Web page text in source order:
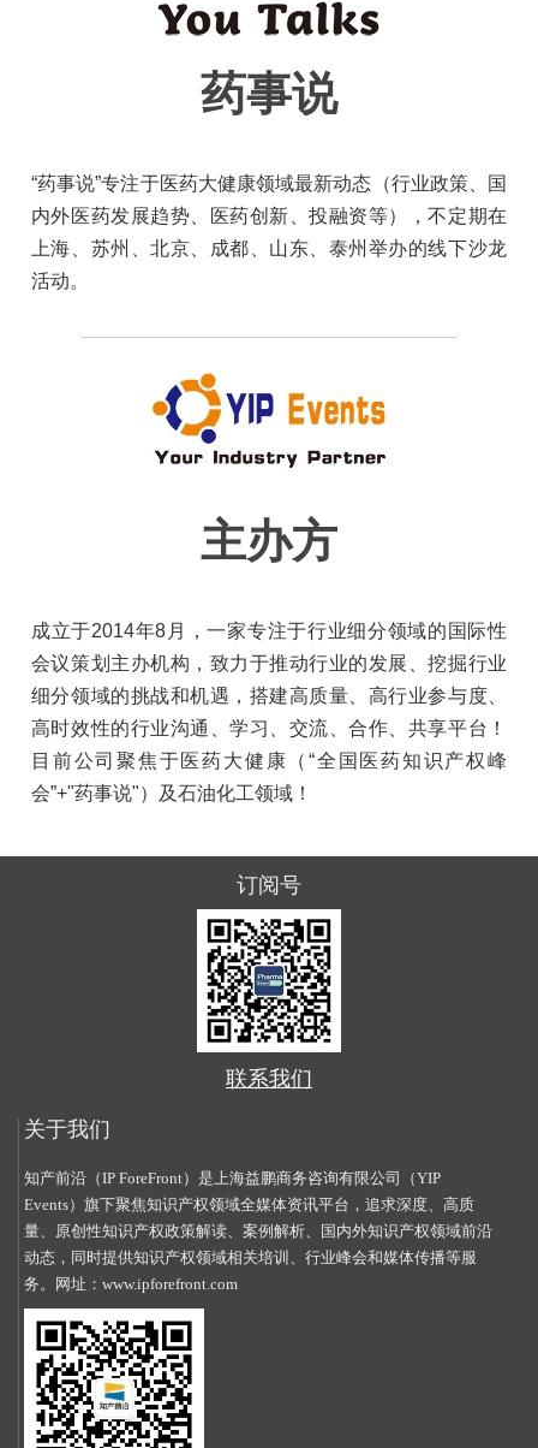
药事说
“药事说”专注于医药大健康领域最新动态（行业政策、国
内外医药发展趋势、医药创新、投融资等），不定期在
上海、苏州、北京、成都、山东、泰州举办的线下沙龙
活动。
主办方
成立于2014年8月，一家专注于行业细分领域的国际性
会议策划主办机构，致力于推动行业的发展、挖掘行业
细分领域的挑战和机遇，搭建高质量、高行业参与度、
高时效性的行业沟通、学习、交流、合作、共享平台！
目前公司聚焦于医药大健康（“全国医药知识产权峰
会”+"药事说"）及石油化工领域！
订阅号
联系我们
关于我们
知产前沿（IP ForeFront）是上海益鹏商务咨询有限公司（YIP
Events）旗下聚焦知识产权领域全媒体资讯平台，追求深度、高质
量、原创性知识产权政策解读、案例解析、国内外知识产权领域前沿
动态，同时提供知识产权领域相关培训、行业峰会和媒体传播等服
务。网址： www.ipforefront.com